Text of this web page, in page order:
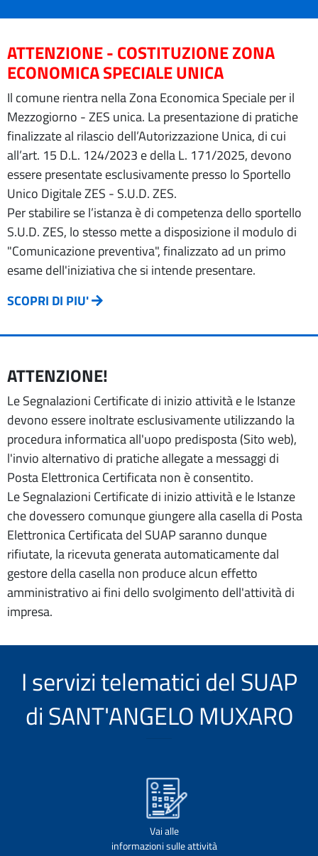
ATTENZIONE - COSTITUZIONE ZONA
ECONOMICA SPECIALE UNICA
Il comune rientra nella Zona Economica Speciale per il
Mezzogiorno - ZES unica. La presentazione di pratiche
finalizzate al rilascio dell’Autorizzazione Unica, di cui
all’art. 15 D.L. 124/2023 e della L. 171/2025, devono
essere presentate esclusivamente presso lo Sportello
Unico Digitale ZES - S.U.D. ZES.
Per stabilire se l’istanza è di competenza dello sportello
S.U.D. ZES, lo stesso mette a disposizione il modulo di
"Comunicazione preventiva", finalizzato ad un primo
esame dell'iniziativa che si intende presentare.
SCOPRI DI PIU'
ATTENZIONE!
Le Segnalazioni Certificate di inizio attività e le Istanze
devono essere inoltrate esclusivamente utilizzando la
procedura informatica all'uopo predisposta (Sito web),
l'invio alternativo di pratiche allegate a messaggi di
Posta Elettronica Certificata non è consentito.
Le Segnalazioni Certificate di inizio attività e le Istanze
che dovessero comunque giungere alla casella di Posta
Elettronica Certificata del SUAP saranno dunque
rifiutate, la ricevuta generata automaticamente dal
gestore della casella non produce alcun effetto
amministrativo ai fini dello svolgimento dell'attività di
impresa.
I servizi telematici del SUAP
di SANT'ANGELO MUXARO
Vai alle
informazioni sulle attività